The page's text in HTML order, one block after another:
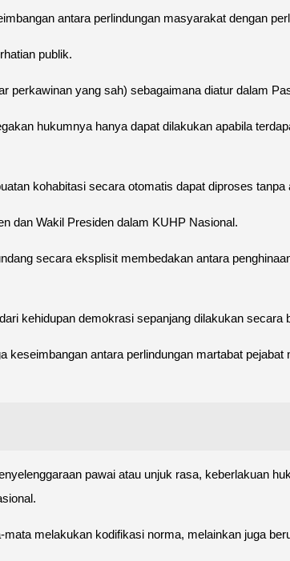
antara perlindungan masyarakat dengan
publik.
perkawinan yang sah) sebagaimana diatur dalam
hukumnya hanya dapat dilakukan apabila
kohabitasi secara otomatis dapat diproses
dan Wakil Presiden dalam KUHP Nasional.
secara eksplisit membedakan antara
kehidupan demokrasi sepanjang dilakukan secara
antara perlindungan martabat
pawai atau unjuk rasa, keberlakuan
melakukan kodifikasi norma, melainkan juga